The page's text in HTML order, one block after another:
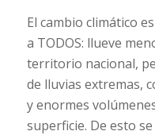
El cambio climático
a TODOS: llueve
territorio nacional,
de lluvias extremas,
y enormes
superficie. De esto